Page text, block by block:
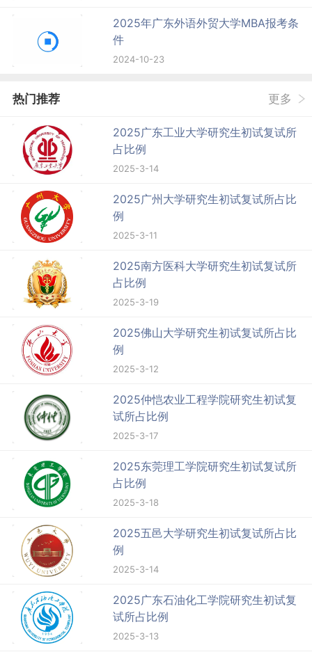
2025年广东外语外贸大学MBA报考条
件
2024-10-23
热门推荐 更多
2025广东工业大学研究生初试复试所
占比例
2025-3-14
2025广州大学研究生初试复试所占比
例
2025-3-11
2025南方医科大学研究生初试复试所
占比例
2025-3-19
2025佛山大学研究生初试复试所占比
例
2025-3-12
2025仲恺农业工程学院研究生初试复
试所占比例
2025-3-17
2025东莞理工学院研究生初试复试所
占比例
2025-3-18
2025五邑大学研究生初试复试所占比
例
2025-3-14
2025广东石油化工学院研究生初试复
试所占比例
2025-3-13